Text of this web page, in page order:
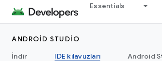
Essentials
ANDROID STUDIO
İndir
IDE kılavuzları Android